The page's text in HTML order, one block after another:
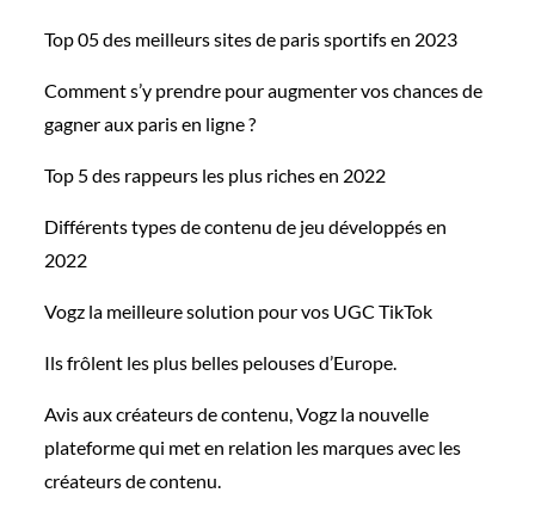
Top 05 des meilleurs sites de paris sportifs en 2023
Comment s’y prendre pour augmenter vos chances de
gagner aux paris en ligne ?
Top 5 des rappeurs les plus riches en 2022
Différents types de contenu de jeu développés en
2022
Vogz la meilleure solution pour vos UGC TikTok
Ils frôlent les plus belles pelouses d’Europe.
Avis aux créateurs de contenu, Vogz la nouvelle
plateforme qui met en relation les marques avec les
créateurs de contenu.